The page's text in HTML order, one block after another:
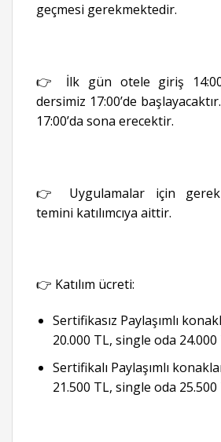
geçmesi gerekmektedir.
👉 İlk gün otele giriş
dersimiz 17:00’de
17:00’da sona erecektir.
👉 Uygulamalar için
temini katılımcıya aittir.
👉 Katılım ücreti:
Sertifikasız Paylaşımlı
20.000 TL, single oda 24.000
Sertifikalı Paylaşımlı
21.500 TL, single oda 25.500